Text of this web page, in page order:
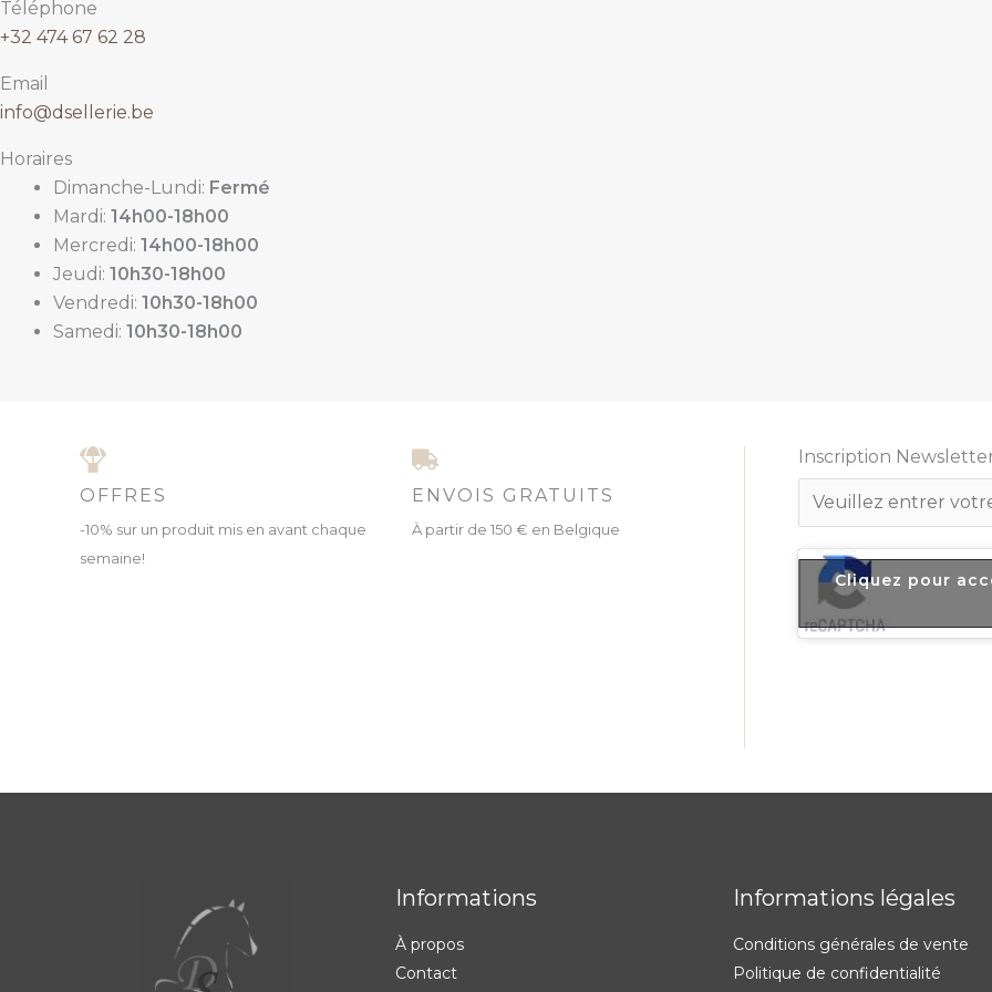
Téléphone
+32 474 67 62 28
Email
info@dsellerie.be
Horaires
Dimanche-Lundi: Fermé
Mardi: 14h00-18h00
Mercredi: 14h00-18h00
Jeudi: 10h30-18h00
Vendredi: 10h30-18h00
Samedi: 10h30-18h00
OFFRES
-10% sur un produit mis en avant chaque
semaine!
ENVOIS GRATUITS
À partir de 150 € en Belgique
Inscription
a
*
Cliquez pour
Informations
À propos
Contact
Informations légales
Conditions générales de vente
Politique de confidentialité